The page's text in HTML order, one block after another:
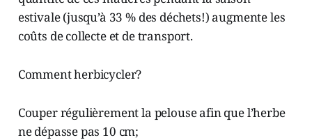
estivale (jusqu’à 33 % des déchets!) augmente les
coûts de collecte et de transport.
Comment herbicycler?
Couper régulièrement la pelouse afin que l’herbe
ne dépasse pas 10 cm;